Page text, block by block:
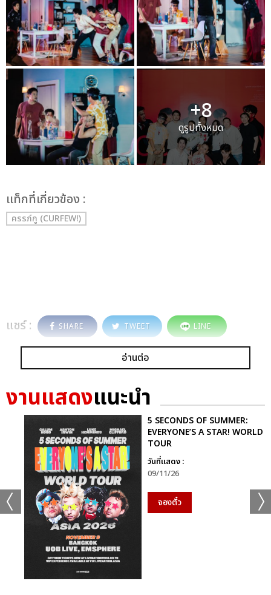
+8
ดูรูปทั้งหมด
เเท็กที่เกี่ยวข้อง :
ครรภ์กู (CURFEW!)
แชร์ : SHARE TWEET LINE
อ่านต่อ
งานแสดงแนะนำ
5 SECONDS OF SUMMER:
EVERYONE’S A STAR! WORLD
TOUR
วันที่แสดง :
09/11/26
จองตั๋ว